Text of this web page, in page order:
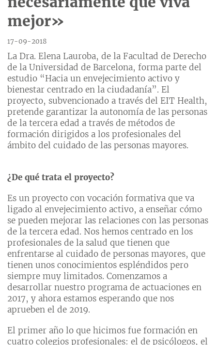
mejor»
17-09-2018
La Dra. Elena Lauroba, de la Facultad de Derecho
de la Universidad de Barcelona, forma parte del
estudio “Hacia un envejecimiento activo y
bienestar centrado en la ciudadanía”. El
proyecto, subvencionado a través del EIT Health,
pretende garantizar la autonomía de las personas
de la tercera edad a través de métodos de
formación dirigidos a los profesionales del
ámbito del cuidado de las personas mayores.
¿De qué trata el proyecto?
Es un proyecto con vocación formativa que va
ligado al envejecimiento activo, a enseñar cómo
se pueden mejorar las relaciones con las personas
de la tercera edad. Nos hemos centrado en los
profesionales de la salud que tienen que
enfrentarse al cuidado de personas mayores, que
tienen unos conocimientos espléndidos pero
siempre muy limitados. Comenzamos a
desarrollar nuestro programa de actuaciones en
2017, y ahora estamos esperando que nos
aprueben el de 2019.
El primer año lo que hicimos fue formación en
cuatro colegios profesionales: el de psicólogos, el